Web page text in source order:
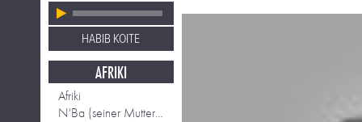
HABIB KOITE
AFRIKI
Afriki
N'Ba (seiner Mutter gewidmet)